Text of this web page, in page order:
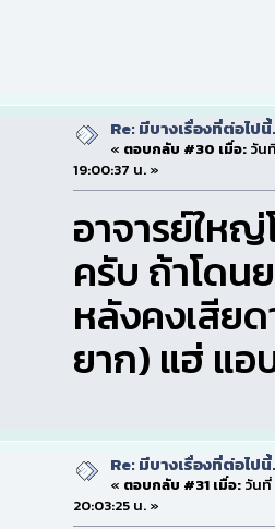
Re: มีบางเรื่องที่ต่อไป
« ตอบกลับ #30 เมื่อ:วัน
19:00:37 น. »
อาจารย์ใหญ่
ครับ ถ้าโดน
หลังคงเสีย
ยาก) แฮ่ แอ
Re: มีบางเรื่องที่ต่อไป
« ตอบกลับ #31 เมื่อ:วันที่
20:03:25 น. »